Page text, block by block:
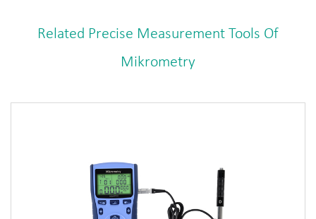
Related Precise Measurement Tools Of
Mikrometry